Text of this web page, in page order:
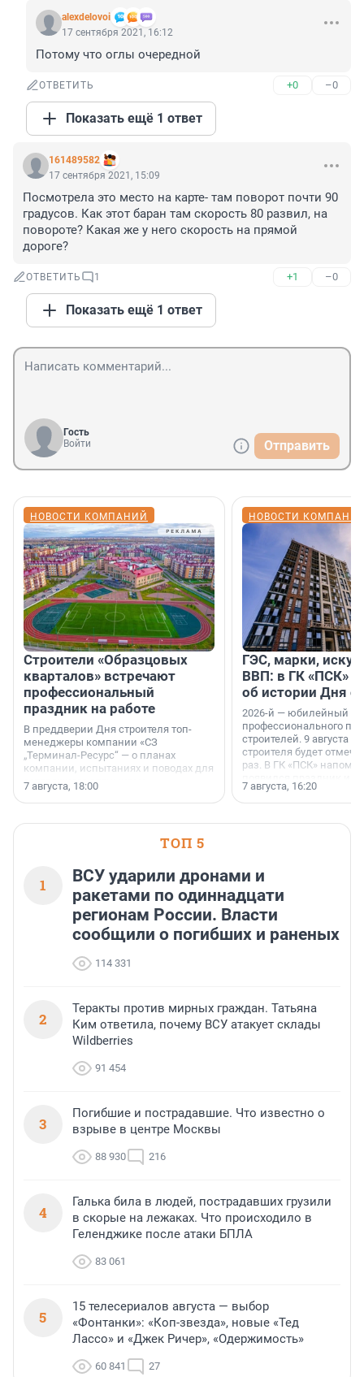
alexdelovoi
17 сентября 2021, 16:12
Потому что оглы очередной
ОТВЕТИТЬ +0 –0
Показать ещё 1 ответ
161489582
17 сентября 2021, 15:09
Посмотрела это место на карте- там поворот почти 90
градусов. Как этот баран там скорость 80 развил, на
повороте? Какая же у него скорость на прямой
дороге?
ОТВЕТИТЬ 1 +1 –0
Показать ещё 1 ответ
Гость
Войти
Отправить
НОВОСТИ КОМПАНИЙ
Строители «Образцовых
кварталов» встречают
профессиональный
праздник на работе
В преддверии Дня строителя топ-
менеджеры компании «СЗ
„Терминал-Ресурс“ — о планах
компании, испытаниях и поводах для
осторожного оптимизма.
7 августа, 18:00
НОВОСТИ
ГЭС, марки,
ВВП: в ГК «ПСК»
об истории Дня
2026-й — юбилейный
профессионального
строителей. 9 августа
строителя будет
раз. В ГК «ПСК»
поменялась роль
7 августа, 16:20
ТОП 5
1
ВСУ ударили дронами и
ракетами по одиннадцати
регионам России. Власти
сообщили о погибших и раненых
114 331
2
Теракты против мирных граждан. Татьяна
Ким ответила, почему ВСУ атакует склады
Wildberries
91 454
3
Погибшие и пострадавшие. Что известно о
взрыве в центре Москвы
88 930 216
4
Галька била в людей, пострадавших грузили
в скорые на лежаках. Что происходило в
Геленджике после атаки БПЛА
83 061
5
15 телесериалов августа — выбор
«Фонтанки»: «Коп-звезда», новые «Тед
Лассо» и «Джек Ричер», «Одержимость»
60 841 27